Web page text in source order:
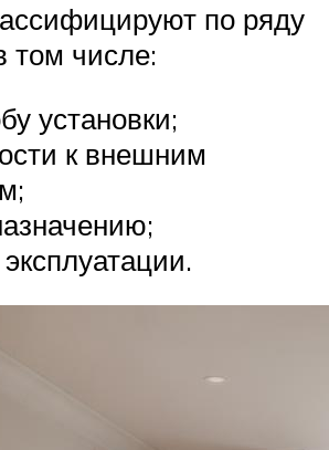
по ряду
том числе:
установки;
к внешним